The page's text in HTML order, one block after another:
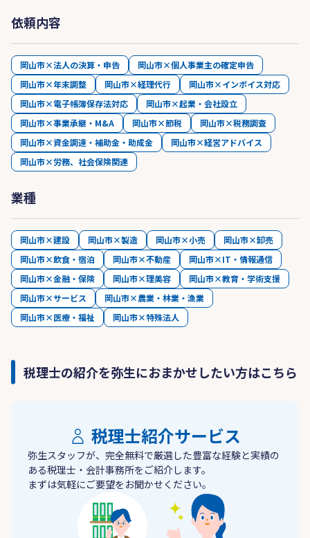
依頼内容
岡山市×法人の決算・申告
岡山市×個人事業主の確定申告
岡山市×年末調整
岡山市×経理代行
岡山市×インボイス対応
岡山市×電子帳簿保存法対応
岡山市×起業・会社設立
岡山市×事業承継・M&A
岡山市×節税
岡山市×税務調査
岡山市×資金調達・補助金・助成金
岡山市×経営アドバイス
岡山市×労務、社会保険関連
業種
岡山市×建設 岡山市×製造 岡山市×小売
岡山市×卸売
岡山市×飲食・宿泊
岡山市×不動産
岡山市×IT・情報通信
岡山市×金融・保険
岡山市×理美容
岡山市×教育・学術支援
岡山市×サービス
岡山市×農業・林業・漁業
岡山市×医療・福祉
岡山市×特殊法人
税理士の紹介を弥生におまかせしたい方はこちら
税理士紹介サービス
弥生スタッフが、完全無料で厳選した豊富な経験と実績の
ある税理士・会計事務所をご紹介します。
まずは気軽にご要望をお聞かせください。